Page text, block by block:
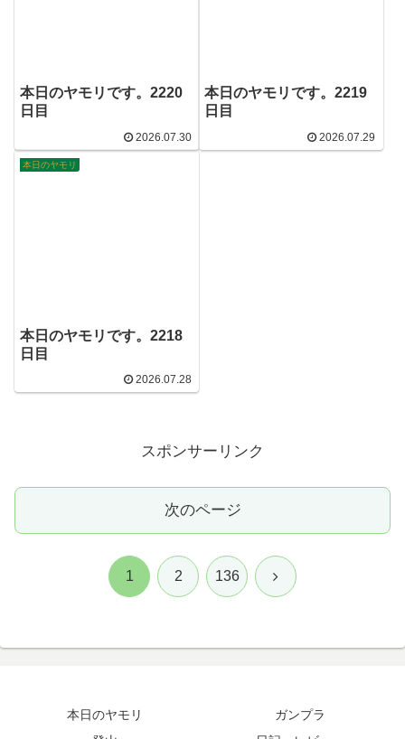
本日のヤモリです。2220
日目
2026.07.30
本日のヤモリです。2219
日目
2026.07.29
本日のヤモリ
本日のヤモリです。2218
日目
2026.07.28
スポンサーリンク
次のページ
1 2 136 次
本日のヤモリ
ガンプラ